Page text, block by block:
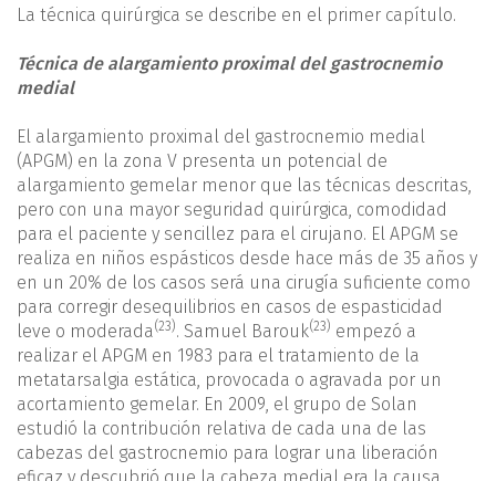
La técnica quirúrgica se describe en el primer capítulo.
Técnica de alargamiento proximal del gastrocnemio
medial
El alargamiento proximal del gastrocnemio medial
(APGM) en la zona V presenta un potencial de
alargamiento gemelar menor que las técnicas descritas,
pero con una mayor seguridad quirúrgica, comodidad
para el paciente y sencillez para el cirujano. El APGM se
realiza en niños espásticos desde hace más de 35 años y
en un 20% de los casos será una cirugía suficiente como
para corregir desequilibrios en casos de espasticidad
leve o moderada(23). Samuel Barouk(23) empezó a
realizar el APGM en 1983 para el tratamiento de la
metatarsalgia estática, provocada o agravada por un
acortamiento gemelar. En 2009, el grupo de Solan
estudió la contribución relativa de cada una de las
cabezas del gastrocnemio para lograr una liberación